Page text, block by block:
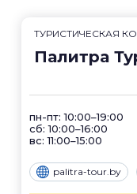
ТУРИСТИЧЕСКАЯ
Палитра
пн-пт: 10:00–19:00
сб: 10:00–16:00
вс: 11:00–15:00
palitra-tour.by